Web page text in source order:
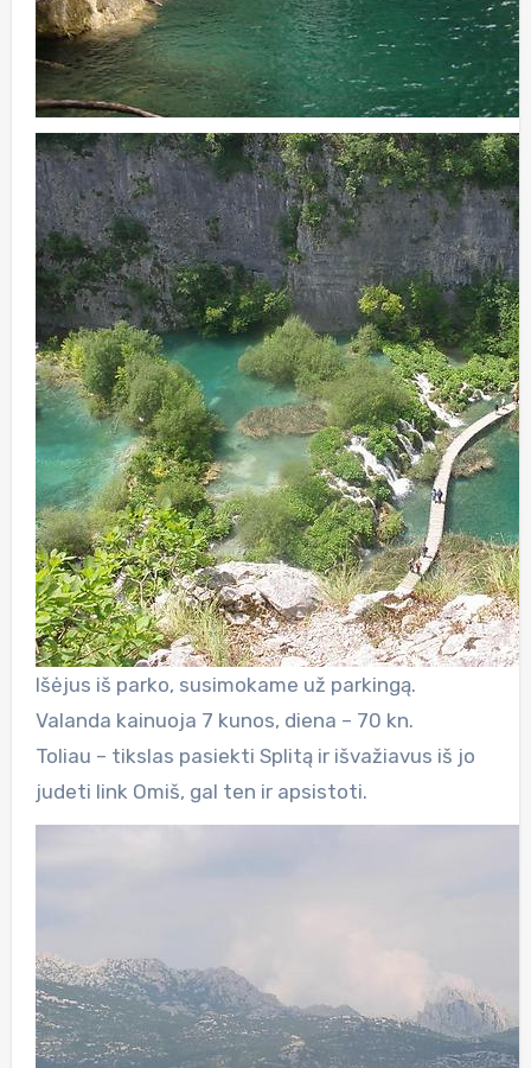
Išėjus iš parko, susimokame už parkingą.
Valanda kainuoja 7 kunos, diena – 70 kn.
Toliau – tikslas pasiekti Splitą ir išvažiavus iš jo
judeti link Omiš, gal ten ir apsistoti.